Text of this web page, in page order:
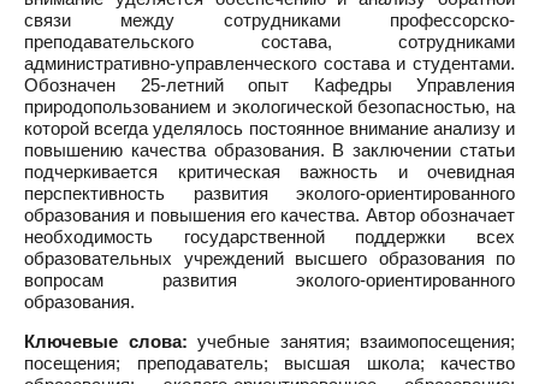
связи между сотрудниками профессорско-
преподавательского состава, сотрудниками
административно-управленческого состава и студентами.
Обозначен 25-летний опыт Кафедры Управления
природопользованием и экологической безопасностью, на
которой всегда уделялось постоянное внимание анализу и
повышению качества образования. В заключении статьи
подчеркивается критическая важность и очевидная
перспективность развития эколого-ориентированного
образования и повышения его качества. Автор обозначает
необходимость государственной поддержки всех
образовательных учреждений высшего образования по
вопросам развития эколого-ориентированного
образования.
Ключевые слова: учебные занятия; взаимопосещения;
посещения; преподаватель; высшая школа; качество